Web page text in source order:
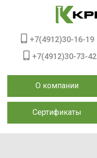
О компании
Сертификаты
+7(4912)30-16-19
+7(4912)30-73-42